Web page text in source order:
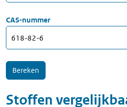
CAS-nummer
Stoffen